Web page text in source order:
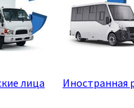
лица Иностранная